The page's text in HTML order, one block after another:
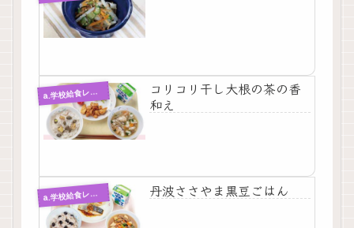
a
.学校給食レシピ
コリコリ干し大根の茶の香
和え
a
.学校給食レシピ 丹波ささやま黒豆ごはん